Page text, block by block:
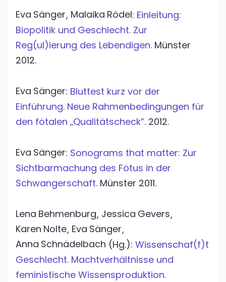
Eva Sänger, Malaika Rödel: Einleitung:
Biopolitik und Geschlecht. Zur
Reg(ul)ierung des Lebendigen. Münster
2012.
Eva Sänger: Bluttest kurz vor der
Einführung. Neue Rahmenbedingungen für
den fötalen „Qualitätscheck”. 2012.
Eva Sänger: Sonograms that matter: Zur
Sichtbarmachung des Fötus in der
Schwangerschaft. Münster 2011.
Lena Behmenburg, Jessica Gevers,
Karen Nolte, Eva Sänger,
Anna Schnädelbach (Hg.): Wissenschaf(f)t
Geschlecht. Machtverhältnisse und
feministische Wissensproduktion.